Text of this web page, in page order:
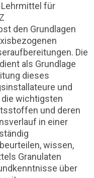
für
den Grundlagen
Die
als Grundlage
dieses
und
die wichtigsten
und deren
in einer
wissen,
Granulaten
über